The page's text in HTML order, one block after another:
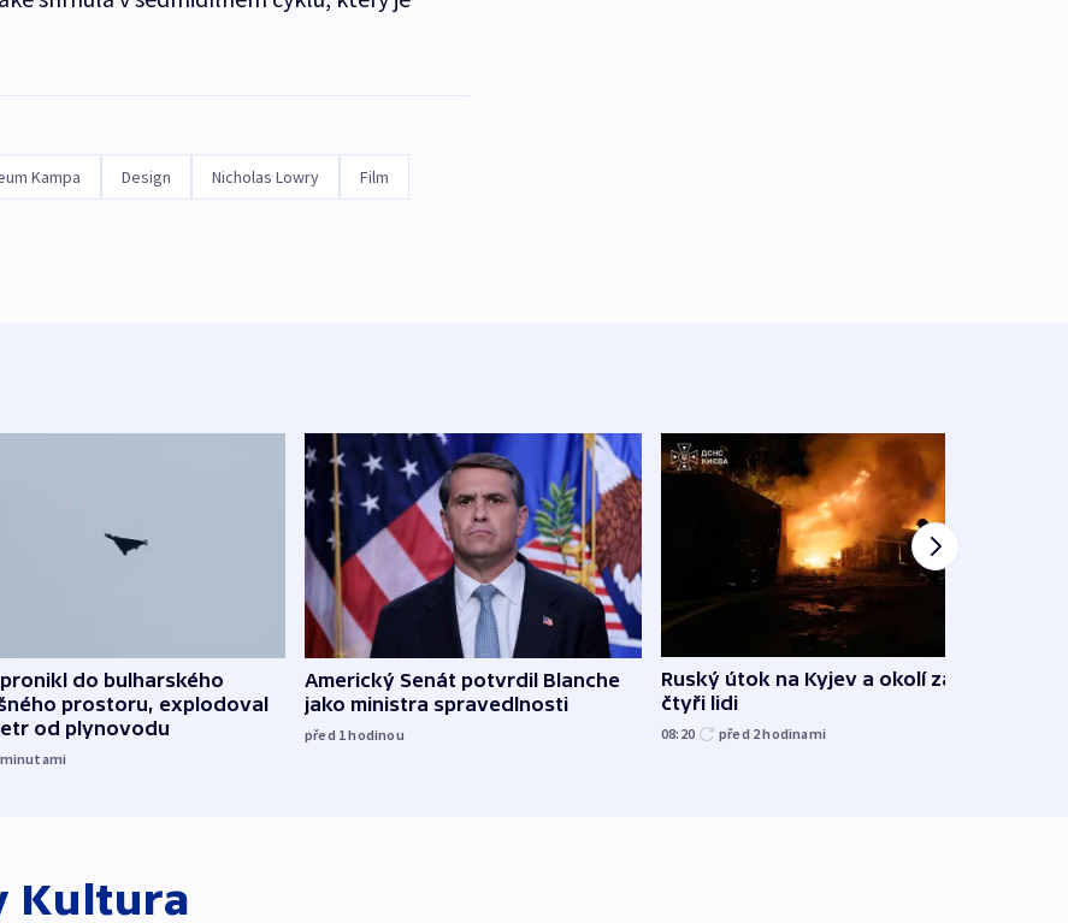
Kampa Design Nicholas Lowry Film
do bulharského
prostoru, explodoval
od plynovodu
minutami
Americký Senát potvrdil Blanche
jako ministra spravedlnosti
před 1hodinou
Ruský útok na Kyjev a okolí zabil
čtyři lidi
08:20 před 2hodinami
Kultura